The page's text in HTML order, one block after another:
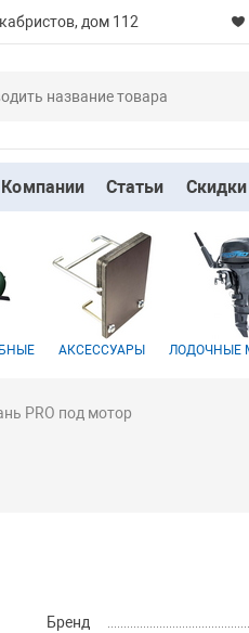
дом 112
Статьи Скидки
АКСЕССУАРЫ ЛОДОЧНЫЕ
PRO под мотор
Бренд